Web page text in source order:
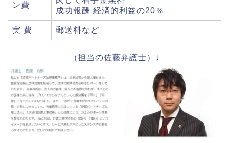
ン費
成功報酬 経済的利益の20％
実 費 郵送料など
（担当の佐藤弁護士）↓